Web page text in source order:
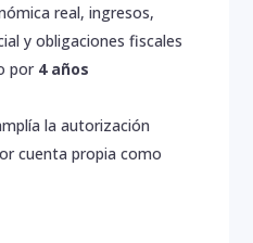
real, ingresos,
y obligaciones fiscales
por 4 años
la autorización
cuenta propia como